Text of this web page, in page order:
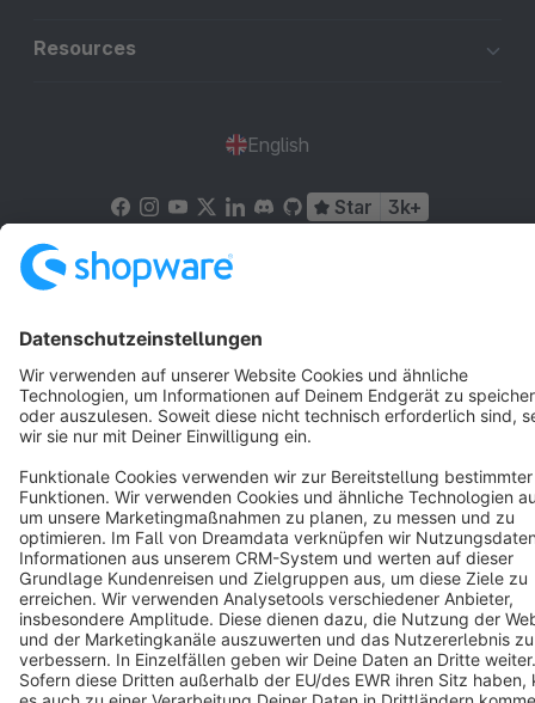
Resources
English
Star 3k+
Copyright © shopware AG - All rights reserved
Notice: * All prices are quoted net of the statutory value-added tax